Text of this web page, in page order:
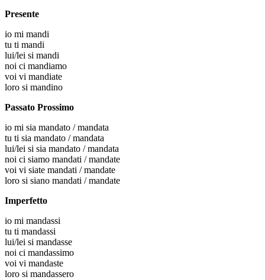
Presente
io mi mandi
tu ti mandi
lui/lei si mandi
noi ci mandiamo
voi vi mandiate
loro si mandino
Passato Prossimo
io mi sia mandato / mandata
tu ti sia mandato / mandata
lui/lei si sia mandato / mandata
noi ci siamo mandati / mandate
voi vi siate mandati / mandate
loro si siano mandati / mandate
Imperfetto
io mi mandassi
tu ti mandassi
lui/lei si mandasse
noi ci mandassimo
voi vi mandaste
loro si mandassero